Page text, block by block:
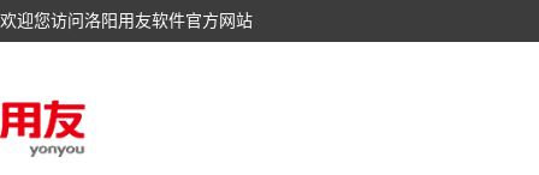
欢迎您访问洛阳用友软件官方网站